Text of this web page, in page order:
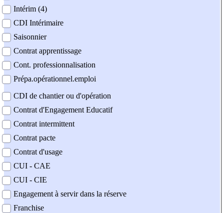
Intérim (4)
CDI Intérimaire
Saisonnier
Contrat apprentissage
Cont. professionnalisation
Prépa.opérationnel.emploi
CDI de chantier ou d'opération
Contrat d'Engagement Educatif
Contrat intermittent
Contrat pacte
Contrat d'usage
CUI - CAE
CUI - CIE
Engagement à servir dans la réserve
Franchise